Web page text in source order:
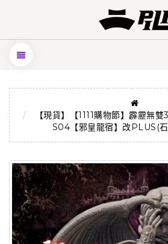
【現貨】【1111購物節】霹靂無
S04【邪皇龍宿】改PLUS(